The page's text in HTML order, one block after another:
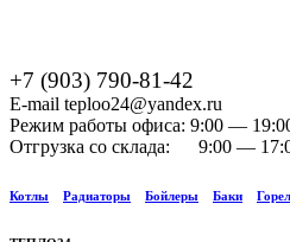
+7 (903) 790-81-42
E-mail teploo24@yandex.ru
Режим работы офиса: 9:00 —
Отгрузка со склада: 9:00 —
Котлы Радиаторы Бойлеры Баки